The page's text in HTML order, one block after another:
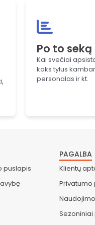
Po to
Kai svečiai
koks tylus
personalas ir kt.
puslapis
PAGALBA
Klientų
Privatumo